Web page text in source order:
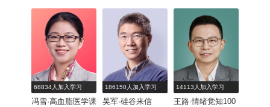
68834人加入学习
冯雪·高血脂医学课
186150人加入学习
吴军·硅谷来信
14113人加入学习
王路·情绪觉知100